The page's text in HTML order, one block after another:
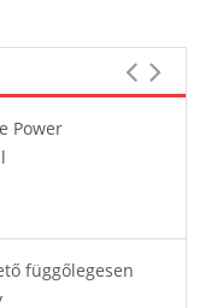
Power
függőlegesen